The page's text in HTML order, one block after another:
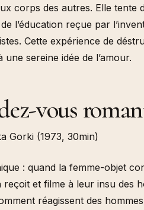
corps des autres. Elle tente
l’éducation reçue par
Cette expérience de
une sereine idée de l’amour.
vous
Gorki (1973, 30min)
: quand la femme-objet
reçoit et filme à leur insu des
réagissent des